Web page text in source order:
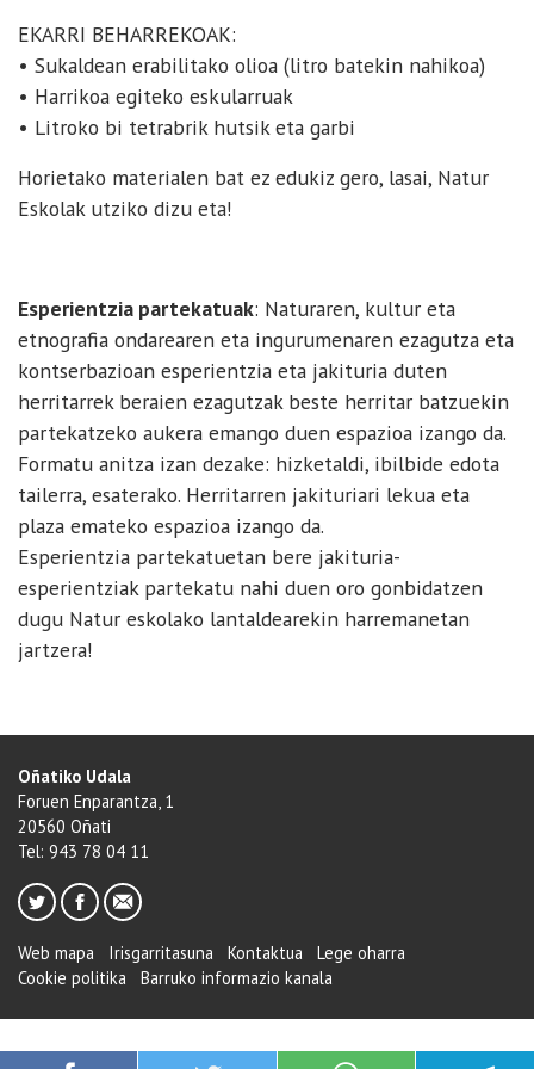
EKARRI BEHARREKOAK:
• Sukaldean erabilitako olioa (litro batekin nahikoa)
• Harrikoa egiteko eskularruak
• Litroko bi tetrabrik hutsik eta garbi
Horietako materialen bat ez edukiz gero, lasai, Natur
Eskolak utziko dizu eta!
Esperientzia partekatuak: Naturaren, kultur eta
etnografia ondarearen eta ingurumenaren ezagutza eta
kontserbazioan esperientzia eta jakituria duten
herritarrek beraien ezagutzak beste herritar batzuekin
partekatzeko aukera emango duen espazioa izango da.
Formatu anitza izan dezake: hizketaldi, ibilbide edota
tailerra, esaterako. Herritarren jakituriari lekua eta
plaza emateko espazioa izango da.
Esperientzia partekatuetan bere jakituria-
esperientziak partekatu nahi duen oro gonbidatzen
dugu Natur eskolako lantaldearekin harremanetan
jartzera!
Oñatiko Udala
Foruen Enparantza, 1
20560 Oñati
Tel: 943 78 04 11
Web mapa Irisgarritasuna Kontaktua
Lege oharra
Cookie politika
Barruko informazio kanala